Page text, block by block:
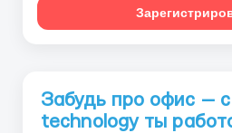
Забудь про офис — с
technology ты